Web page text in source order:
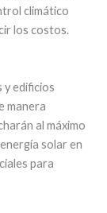
climático
los costos.
edificios
manera
al máximo
solar en
para